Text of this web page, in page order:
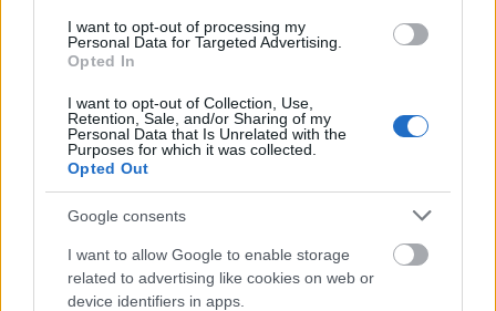
I want to opt-out of processing my
Personal Data for Targeted Advertising.
Opted In
I want to opt-out of Collection, Use,
Retention, Sale, and/or Sharing of my
Personal Data that Is Unrelated with the
Purposes for which it was collected.
Opted Out
Google consents
I want to allow Google to enable storage
related to advertising like cookies on web or
device identifiers in apps.
Tas, kas notiek ZM pārvaldītajā nozarē, ir
uzskatāms apliecinājums ārkārtīgai atbildīgo
institūciju neprofesionalitātei, nolaidībai un
kaitniecībai. Mednieku klubiem Latvijā būtu
jādarbojas tieši uz tādiem pašiem juridiskiem
pamatiem kā Lietuvā un Igaunijā - ar tādiem pašiem
sodiem par postījumiem mežaudzēm, un atbildību,
bet ne tādā tumsonīgās ZM izkārtotā patvaļā,
izkropļojumā, kā tas ticis pieļauts Latvijā. Bet šis
viss jau zināmajam dzletenajam plintinieku un